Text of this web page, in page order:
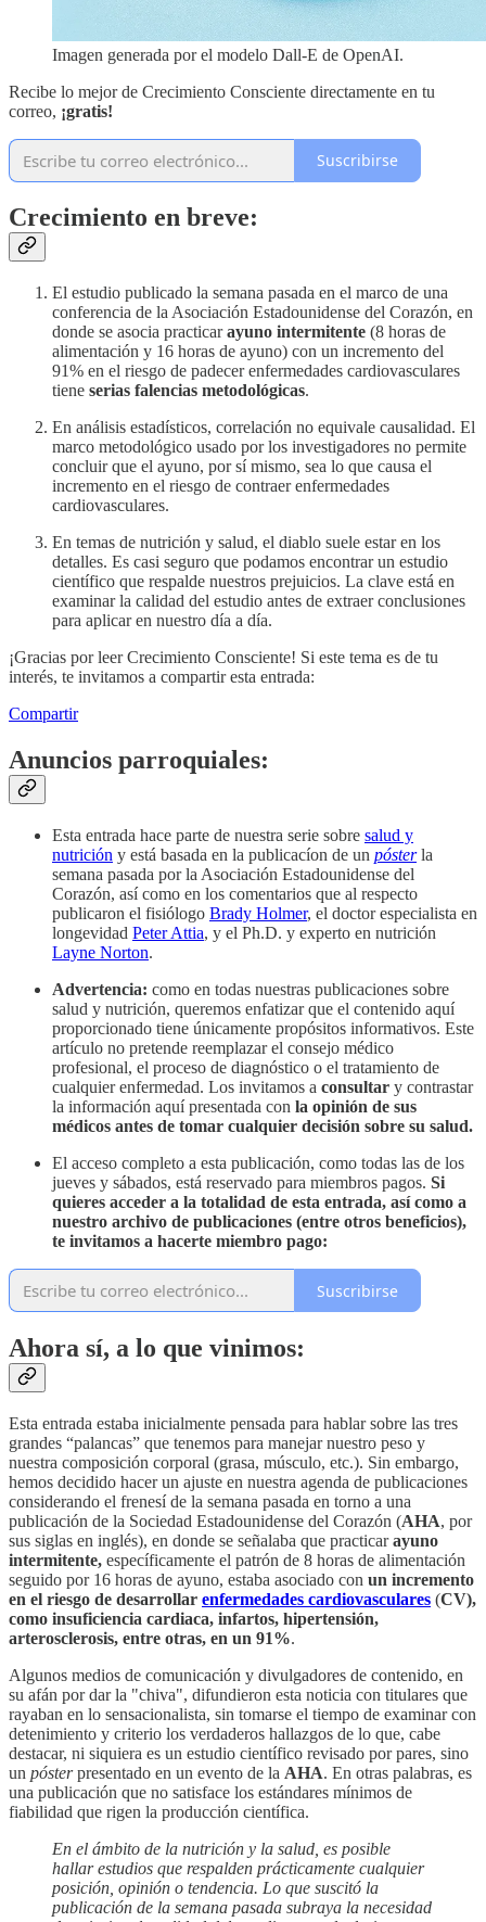
Imagen generada por el modelo Dall-E de OpenAI.
Recibe lo mejor de Crecimiento Consciente directamente en tu
correo, ¡gratis!
Suscribirse
Crecimiento en breve:
El estudio publicado la semana pasada en el marco de una
conferencia de la Asociación Estadounidense del Corazón, en
donde se asocia practicarayuno intermitente (8 horas de
alimentación y 16 horas de ayuno) con un incremento del
91% en el riesgo de padecer enfermedades cardiovasculares
tiene serias falencias metodológicas.
En análisis estadísticos, correlación no equivale causalidad. El
marco metodológico usado por los investigadores no permite
concluir que el ayuno, por sí mismo, sea lo que causa el
incremento en el riesgo de contraer enfermedades
cardiovasculares.
En temas de nutrición y salud, el diablo suele estar en los
detalles. Es casi seguro que podamos encontrar un estudio
científico que respalde nuestros prejuicios. La clave está en
examinar la calidad del estudio antes de extraer conclusiones
para aplicar en nuestro día a día.
¡Gracias por leer Crecimiento Consciente! Si este tema es de tu
interés, te invitamos a compartir esta entrada:
Compartir
Anuncios parroquiales:
Esta entrada hace parte de nuestra serie sobre salud y
nutrición y está basada en la publicacíon de un póster la
semana pasada por la Asociación Estadounidense del
Corazón, así como en los comentarios que al respecto
publicaron el fisiólogo Brady Holmer, el doctor especialista en
longevidad Peter Attia, y el Ph.D. y experto en nutrición
Layne Norton.
Advertencia: como en todas nuestras publicaciones sobre
salud y nutrición, queremos enfatizar que el contenido aquí
proporcionado tiene únicamente propósitos informativos. Este
artículo no pretende reemplazar el consejo médico
profesional, el proceso de diagnóstico o el tratamiento de
cualquier enfermedad. Los invitamos a consultar y contrastar
la información aquí presentada con la opinión de sus
médicos antes de tomar cualquier decisión sobre su salud.
El acceso completo a esta publicación, como todas las de los
jueves y sábados, está reservado para miembros pagos. Si
quieres acceder a la totalidad de esta entrada, así como a
nuestro archivo de publicaciones (entre otros beneficios),
te invitamos a hacerte miembro pago:
Suscribirse
Ahora sí, a lo que vinimos:
Esta entrada estaba inicialmente pensada para hablar sobre las tres
grandes “palancas” que tenemos para manejar nuestro peso y
nuestra composición corporal (grasa, músculo, etc.). Sin embargo,
hemos decidido hacer un ajuste en nuestra agenda de publicaciones
considerando el frenesí de la semana pasada en torno a una
publicación de la Sociedad Estadounidense del Corazón (AHA, por
sus siglas en inglés), en donde se señalaba que practicarayuno
intermitente, específicamente el patrón de 8 horas de alimentación
seguido por 16 horas de ayuno, estaba asociado con un incremento
en el riesgo de desarrollar enfermedades cardiovasculares (CV),
como insuficiencia cardiaca, infartos, hipertensión,
arterosclerosis, entre otras, en un 91%.
Algunos medios de comunicación y divulgadores de contenido, en
su afán por dar la "chiva", difundieron esta noticia con titulares que
rayaban en lo sensacionalista, sin tomarse el tiempo de examinar con
detenimiento y criterio los verdaderos hallazgos de lo que, cabe
destacar, ni siquiera es un estudio científico revisado por pares, sino
un pósterpresentado en un evento de la AHA. En otras palabras, es
una publicación que no satisface los estándares mínimos de
fiabilidad que rigen la producción científica.
En el ámbito de la nutrición y la salud, es posible
hallar estudios que respalden prácticamente cualquier
posición, opinión o tendencia. Lo que suscitó la
publicación de la semana pasada subraya la necesidad